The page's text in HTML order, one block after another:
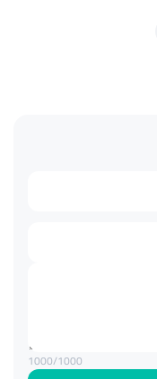
1000/1000